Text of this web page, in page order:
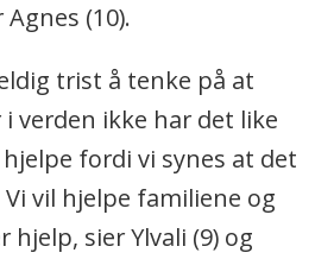
(10).
trist å tenke på at
verden ikke har det like
fordi vi synes at det
vil hjelpe familiene og
sier Ylvali (9) og